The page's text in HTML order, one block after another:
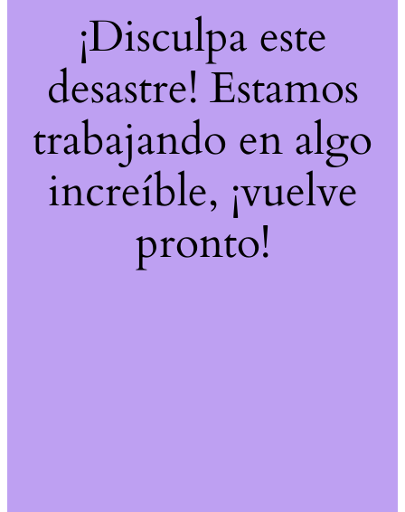
¡Disculpa este
desastre! Estamos
trabajando en algo
increíble, ¡vuelve
pronto!